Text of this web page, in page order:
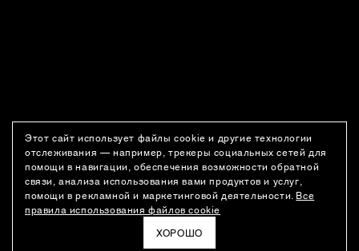
Этот сайт использует файлы cookie и другие технологии
отслеживания — например, трекеры социальных сетей для
помощи в навигации, обеспечения возможности обратной
связи, анализа использования вами продуктов и услуг,
помощи в рекламной и маркетинговой деятельности. Все
правила использования файлов cookie
ХОРОШО